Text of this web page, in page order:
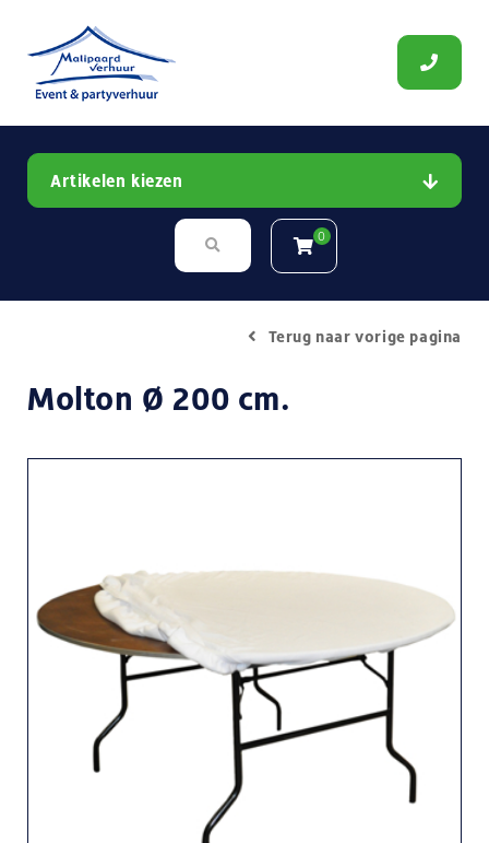
Artikelen kiezen
0
Terug naar vorige pagina
Molton Ø 200 cm.